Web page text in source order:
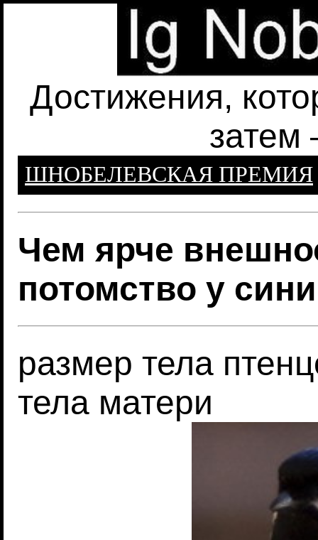
Достижения,
затем
ШНОБЕЛЕВСКАЯ ПРЕМИЯ
Чем ярче
потомство у
размер тела
тела матери